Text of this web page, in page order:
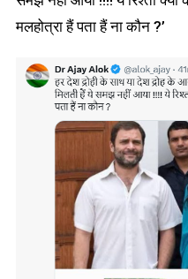
मलहोत्रा हैं पता हैं ना कौन ?’